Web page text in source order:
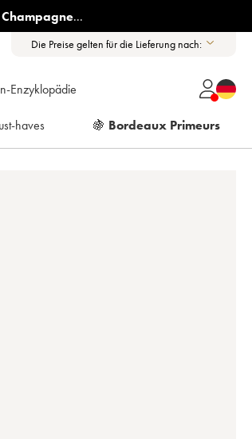
Champagne...
Die Preise gelten für die Lieferung nach:
Enzyklopädie
haves 🍇 Bordeaux Primeurs